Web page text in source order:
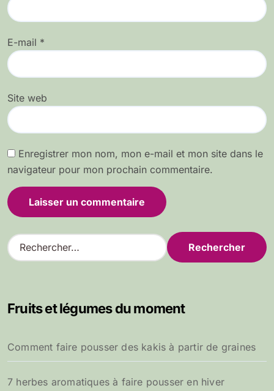
E-mail *
Site web
Enregistrer mon nom, mon e-mail et mon site dans le
navigateur pour mon prochain commentaire.
R
e
r
e
r
:
Fruits et légumes du moment
Comment faire pousser des kakis à partir de graines
7 herbes aromatiques à faire pousser en hiver